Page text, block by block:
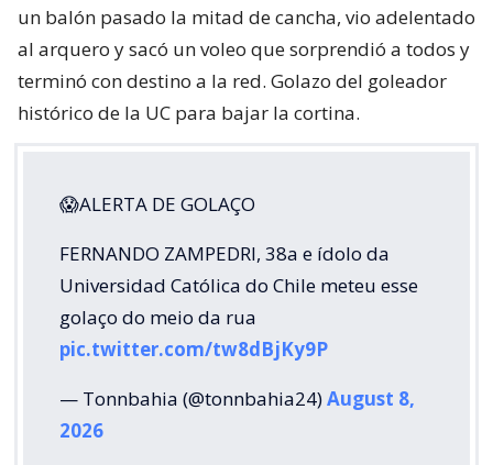
un balón pasado la mitad de cancha, vio adelentado
al arquero y sacó un voleo que sorprendió a todos y
terminó con destino a la red. Golazo del goleador
histórico de la UC para bajar la cortina.
😱ALERTA DE GOLAÇO
FERNANDO ZAMPEDRI, 38a e ídolo da
Universidad Católica do Chile meteu esse
golaço do meio da rua
pic.twitter.com/tw8dBjKy9P
— Tonnbahia (@tonnbahia24)August 8,
2026